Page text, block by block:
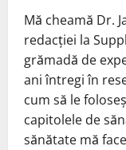
Mă cheamă Dr.
redacției la
grămadă de
ani întregi în
cum să le
capitolele de
sănătate mă